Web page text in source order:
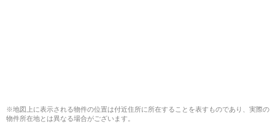
※地図上に表示される物件の位置は付近住所に所在することを表すものであり、実際の
物件所在地とは異なる場合がございます。